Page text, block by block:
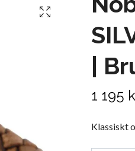
|
1 195
Klassiskt